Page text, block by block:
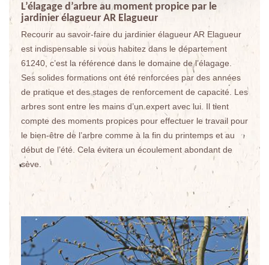
L’élagage d’arbre au moment propice par le
jardinier élagueur AR Elagueur
Recourir au savoir-faire du jardinier élagueur AR Elagueur
est indispensable si vous habitez dans le département
61240, c’est la référence dans le domaine de l’élagage.
Ses solides formations ont été renforcées par des années
de pratique et des stages de renforcement de capacité. Les
arbres sont entre les mains d’un expert avec lui. Il tient
compte des moments propices pour effectuer le travail pour
le bien-être de l’arbre comme à la fin du printemps et au
début de l’été. Cela évitera un écoulement abondant de
sève.